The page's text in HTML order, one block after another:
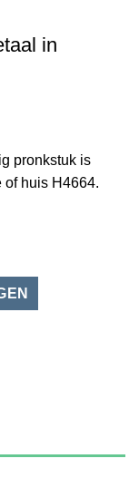
in
pronkstuk is
of huis H4664.
stijl nostalgie